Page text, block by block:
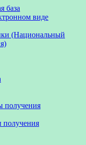
база
виде
(Национальный
получения
получения